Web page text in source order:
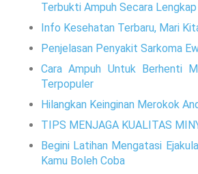
Terbukti Ampuh Secara
Info Kesehatan Terbaru, Mari
Penjelasan Penyakit Sarkoma
Cara Ampuh Untuk Berhenti
Terpopuler
Hilangkan Keinginan Merokok
TIPS MENJAGA KUALITAS
Begini Latihan Mengatasi
Kamu Boleh Coba